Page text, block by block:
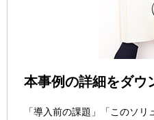
本事例の詳細をダウ
「導入前の課題」「このソリ